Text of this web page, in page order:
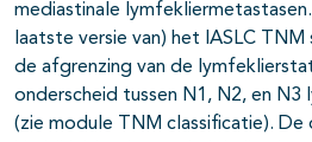
mediastinale
laatste versie van) het IASLC
de afgrenzing van de
onderscheid tussen N1, N2, en
(zie module TNM classificatie). De